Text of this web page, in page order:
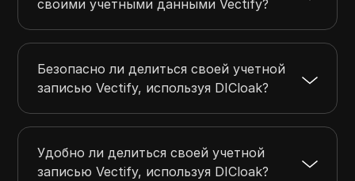
своими учетными данными Vectify?
Безопасно ли делиться своей учетной
записью Vectify, используя DICloak?
Удобно ли делиться своей учетной
записью Vectify, используя DICloak?